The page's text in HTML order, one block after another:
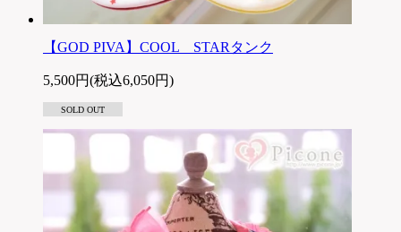
【GOD PIVA】COOL STARタンク
5,500円(税込6,050円)
SOLD OUT